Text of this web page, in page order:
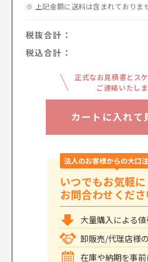
上記金額に送料は含まれておりま
税抜合計：
税込合計：
正式なお見積書とス
ご連絡いたしま
カートに入れて
法人のお客様からの大口
いつでもお気軽に
お問合わせくださ
大量購入による値
卸販売/代理店様
在庫や納期を事